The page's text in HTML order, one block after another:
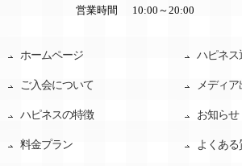
営業時間
10:00～20:00
ホームページ
ご入会について
ハピネスの特徴
料金プラン
ハピネス
メディア
お知らせ
よくある